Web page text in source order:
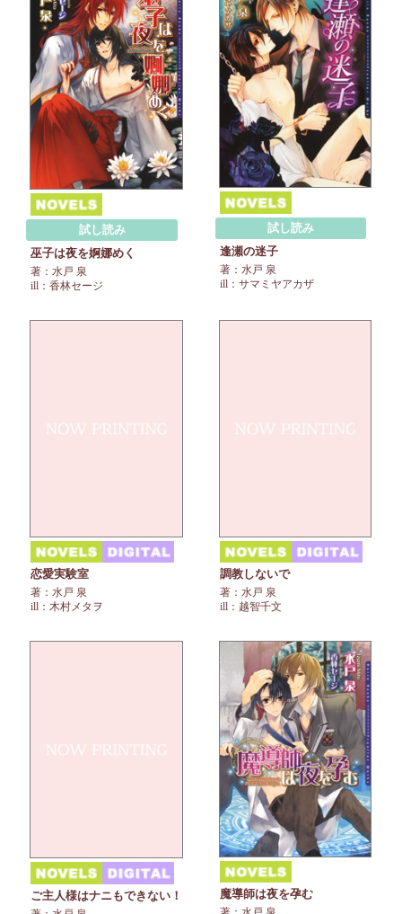
試し読み
巫子は夜を婀娜めく
著：水戸 泉
ill：香林セージ
試し読み
逢瀬の迷子
著：水戸 泉
ill：サマミヤアカザ
恋愛実験室
著：水戸 泉
ill：木村メタヲ
調教しないで
著：水戸 泉
ill：越智千文
ご主人様はナニもできない！ 魔導師は夜を孕む